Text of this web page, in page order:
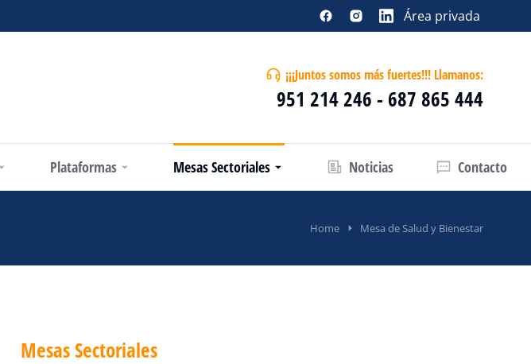
Área privada
¡¡¡Juntos somos más fuertes!!! Llamanos:
951 214 246 - 687 865 444
Plataformas Mesas Sectoriales Noticias Contacto
Home Mesa de Salud y Bienestar
Mesas Sectoriales